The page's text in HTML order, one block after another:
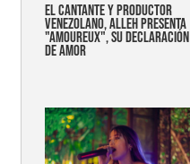
EL CANTANTE Y PRODUCTOR
VENEZOLANO, ALLEH PRESENTA
"AMOUREUX", SU DECLARACIÓN
DE AMOR